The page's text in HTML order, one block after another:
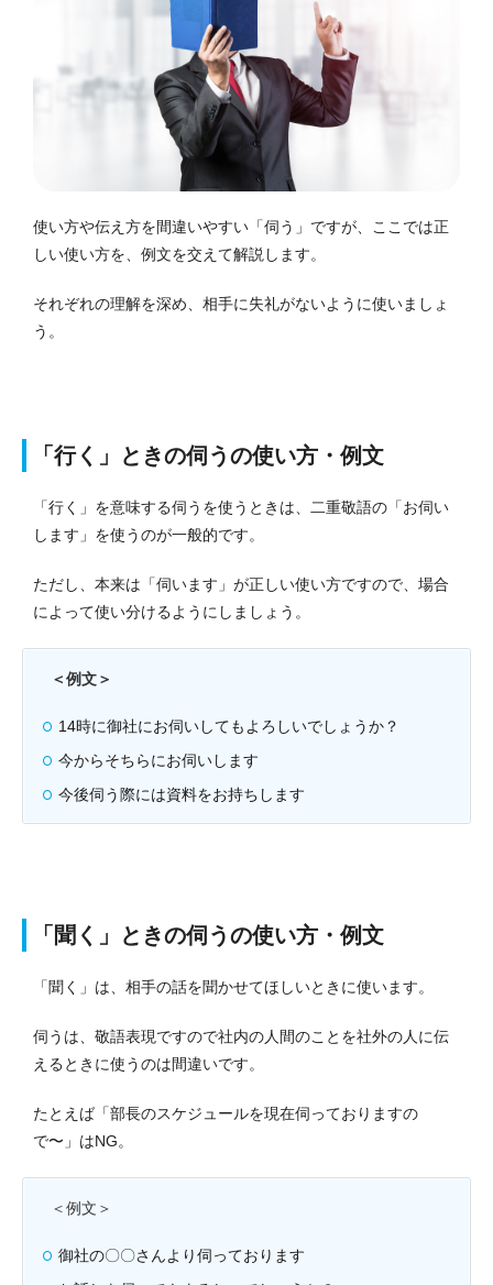
使い方や伝え方を間違いやすい「伺う」ですが、ここでは正
しい使い方を、例文を交えて解説します。
それぞれの理解を深め、相手に失礼がないように使いましょ
う。
「行く」ときの伺うの使い方・例文
「行く」を意味する伺うを使うときは、二重敬語の「お伺い
します」を使うのが一般的です。
ただし、本来は「伺います」が正しい使い方ですので、場合
によって使い分けるようにしましょう。
＜例文＞
14時に御社にお伺いしてもよろしいでしょうか？
今からそちらにお伺いします
今後伺う際には資料をお持ちします
「聞く」ときの伺うの使い方・例文
「聞く」は、相手の話を聞かせてほしいときに使います。
伺うは、敬語表現ですので社内の人間のことを社外の人に伝
えるときに使うのは間違いです。
たとえば「部長のスケジュールを現在伺っておりますの
で〜」はNG。
＜例文＞
御社の〇〇さんより伺っております